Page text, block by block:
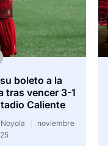
boleto a la
tras vencer 3-1
Caliente
noviembre